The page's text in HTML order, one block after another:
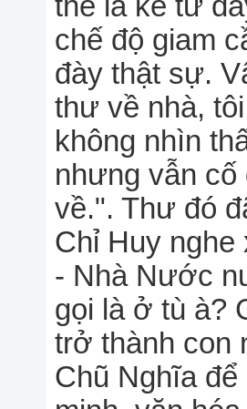
thế là kể từ
chế độ giam
đày thật sự.
thư về nhà,
không nhìn
nhưng vẫn
về.". Thư đó
Chỉ Huy nghe
- Nhà Nước
gọi là ở tù à?
trở thành con
Chũ Nghĩa